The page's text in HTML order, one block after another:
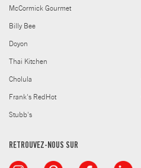
McCormick Gourmet
Billy Bee
Doyon
Thai Kitchen
Cholula
Frank's RedHot
Stubb's
RETROUVEZ-NOUS SUR